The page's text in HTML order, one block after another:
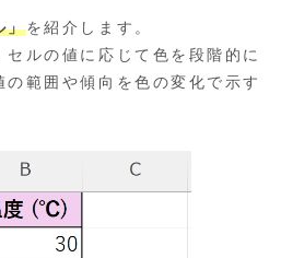
」を紹介します。
セルの値に応じて色を段階的に
範囲や傾向を色の変化で示す